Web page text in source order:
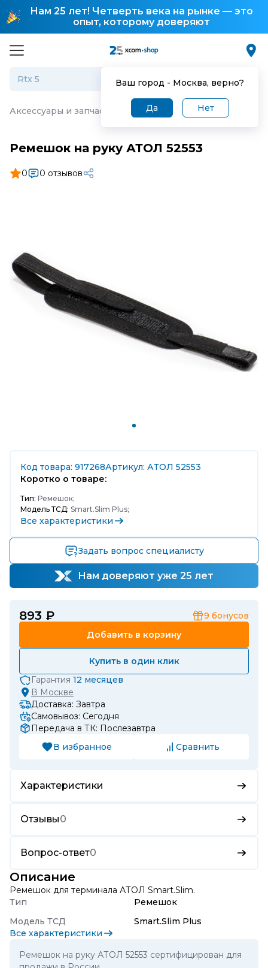
Нам 25 лет! Четверть века на рынке — это
опыт, которому доверяют
Ваш город - Москва, верно?
Да Нет
Аксессуары и запчасти для торгового оборудования
Ремешок на руку АТОЛ 52553
0 0 отзывов
Код товара: 917268Артикул: АТОЛ 52553
Коротко о товаре:
Тип: Ремешок;
Модель ТСД: Smart.Slim Plus;
Все характеристики
Задать вопрос специалисту
Нам доверяют уже 25 лет
893 ₽ 9 бонусов
Добавить в корзину
Купить в один клик
Гарантия 12 месяцев
В Москве
Доставка: Завтра
Самовывоз: Сегодня
Передача в ТК: Послезавтра
В избранное
Сравнить
Характеристики
Отзывы0
Вопрос-ответ0
Описание
Ремешок для терминала АТОЛ Smart.Slim.
Тип
Ремешок
Модель ТСД
Smart.Slim Plus
Все характеристики
Ремешок на руку АТОЛ 52553 сертифицирован для